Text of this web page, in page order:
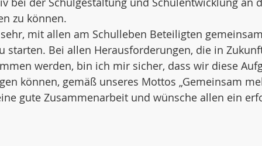
zu können.
mit allen am Schulleben Beteiligten
starten. Bei allen Herausforderungen, die in
werden, bin ich mir sicher, dass wir diese
können, gemäß unseres Mottos „Gemeinsam
gute Zusammenarbeit und wünsche allen ein